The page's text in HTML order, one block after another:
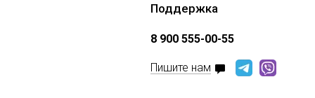
Поддержка
8 900 555-00-55
Пишите нам